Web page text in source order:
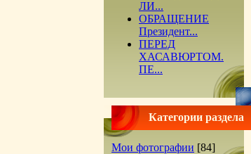
ЛИ...
ОБРАЩЕНИЕ
Президент...
ПЕРЕД
ХАСАВЮРТОМ.
ПЕ...
Категории раздела
Мои фотографии [84]